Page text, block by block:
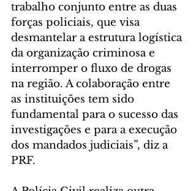
trabalho conjunto entre as duas
forças policiais, que visa
desmantelar a estrutura logística
da organização criminosa e
interromper o fluxo de drogas
na região. A colaboração entre
as instituições tem sido
fundamental para o sucesso das
investigações e para a execução
dos mandados judiciais”, diz a
PRF.